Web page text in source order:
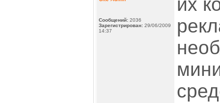
Сообщений: 2036
Зарегистрирован: 29/06/2009
14:37